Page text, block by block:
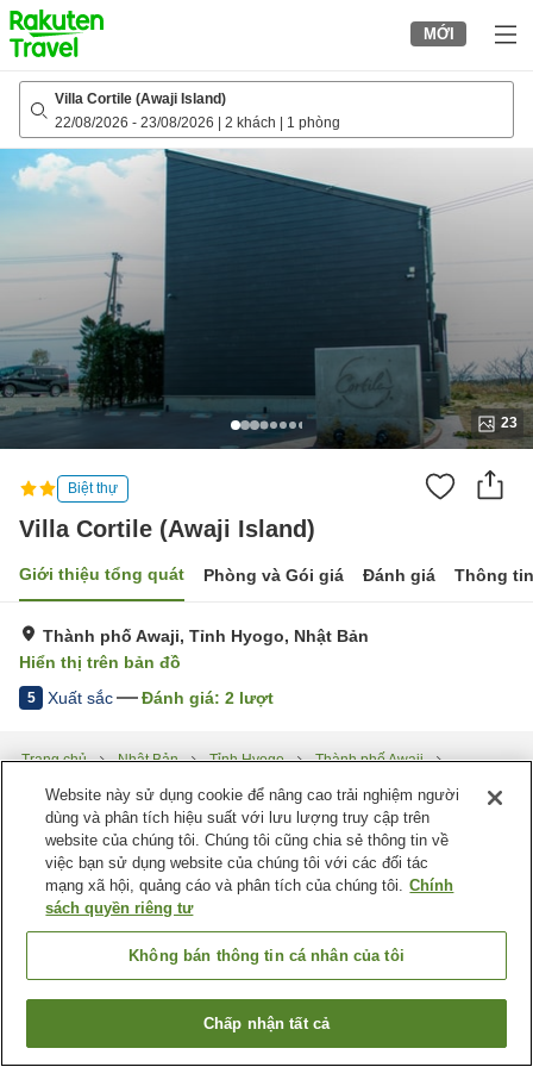
to
top
page
MỚI
Villa Cortile (Awaji Island)
22/08/2026 - 23/08/2026 2 khách 1 phòng
23
Biệt thự
Villa Cortile (Awaji Island)
Giới thiệu tổng quát Phòng và Gói giá Đánh giá Thông
Thành phố Awaji, Tỉnh Hyogo, Nhật Bản
Hiển thị trên bản đồ
5 Xuất sắc Đánh giá: 2 lượt
Trang chủ Nhật Bản Tỉnh Hyogo
Thành phố Awaji
Tìm phòng trống
Website này sử dụng cookie để nâng cao trải nghiệm người
dùng và phân tích hiệu suất với lưu lượng truy cập trên
website của chúng tôi. Chúng tôi cũng chia sẻ thông tin về
việc bạn sử dụng website của chúng tôi với các đối tác
mạng xã hội, quảng cáo và phân tích của chúng tôi. Chính
sách quyền riêng tư
Không bán thông tin cá nhân của tôi
Chấp nhận tất cả